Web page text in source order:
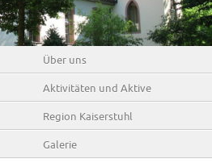
Über uns
Aktivitäten und Aktive
Region Kaiserstuhl
Galerie